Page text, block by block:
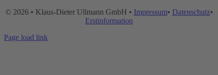
© 2026 • Klaus-Dieter Ullmann GmbH • Impressum• Datenschutz•
Erstinformation
Page load link